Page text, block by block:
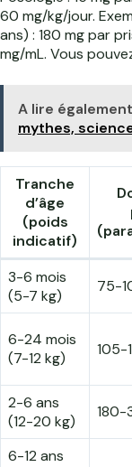
60 mg/kg/jour.
ans) : 180 mg par
mg/mL. Vous
A lire
mythes,
Tranche
d’âge
(poids
indicatif)
3-6 mois
(5-7 kg)
75-
6-24 mois
(7-12 kg)
105-
2-6 ans
(12-20 kg)
180-
6-12 ans